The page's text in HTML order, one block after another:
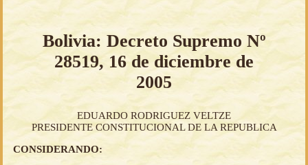
Bolivia: Decreto Supremo Nº
28519, 16 de diciembre de
2005
EDUARDO RODRIGUEZ VELTZE
PRESIDENTE CONSTITUCIONAL DE LA REPUBLICA
CONSIDERANDO: